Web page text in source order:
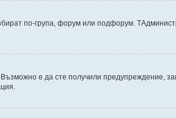
по-група, форум или подфорум.
е да сте получили предупреждение,